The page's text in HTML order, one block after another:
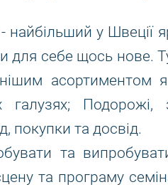
- найбільший у Швеції
для себе щось нове.
асортиментом
галузях;
покупки та досвід.
та
та програму